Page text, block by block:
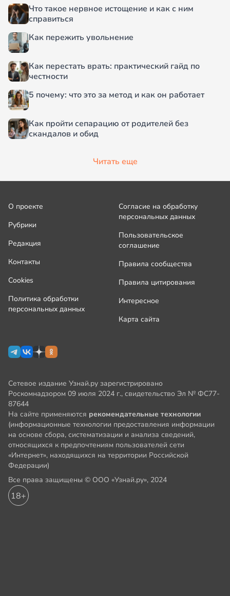
Что такое нервное истощение и как с ним
справиться
Как пережить увольнение
Как перестать врать: практический гайд по
честности
5 почему: что это за метод и как он работает
Как пройти сепарацию от родителей без
скандалов и обид
Читать еще
О проекте
Рубрики
Редакция
Контакты
Cookies
Политика обработки
персональных данных
Согласие на обработку
персональных данных
Пользовательское
соглашение
Правила сообщества
Правила цитирования
Интересное
Карта сайта
Сетевое издание Узнай.ру зарегистрировано
Роскомнадзором 09 июля 2024 г., свидетельство Эл № ФС77-
87644
На сайте применяются рекомендательные технологии
(информационные технологии предоставления информации
на основе сбора, систематизации и анализа сведений,
относящихся к предпочтениям пользователей сети
«Интернет», находящихся на территории Российской
Федерации)
Все права защищены © ООО «Узнай.ру», 2024
18+